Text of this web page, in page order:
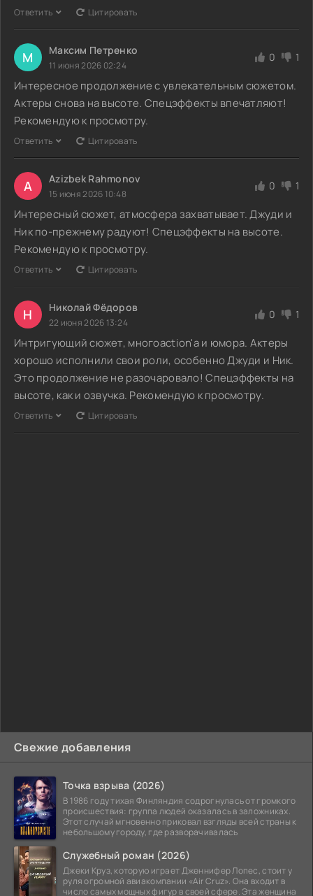
Свежие добавления
Точка взрыва (2026)
В 1986 году тихая Финляндия содрогнулась от громкого
происшествия: группа людей оказалась в заложниках.
Этот случай мгновенно приковал взгляды всей страны к
небольшому городу, где разворачивалась
Служебный роман (2026)
Джеки Круз, которую играет Дженнифер Лопес, стоит у
руля огромной авиакомпании «Air Cruz». Она входит в
число самых мощных фигур в своей сфере. Эта женщина
Ответить Цитировать
М Максим Петренко
11 июня 2026 02:24
0 1
Интересное продолжение с увлекательным сюжетом.
Актеры снова на высоте. Спецэффекты впечатляют!
Рекомендую к просмотру.
Ответить Цитировать
A Azizbek Rahmonov
15 июня 2026 10:48
0 1
Интересный сюжет, атмосфера захватывает. Джуди и
Ник по-прежнему радуют! Спецэффекты на высоте.
Рекомендую к просмотру.
Ответить Цитировать
Н Николай Фёдоров
22 июня 2026 13:24
0 1
Интригующий сюжет, многоaction'а и юмора. Актеры
хорошо исполнили свои роли, особенно Джуди и Ник.
Это продолжение не разочаровало! Спецэффекты на
высоте, как и озвучка. Рекомендую к просмотру.
Ответить Цитировать